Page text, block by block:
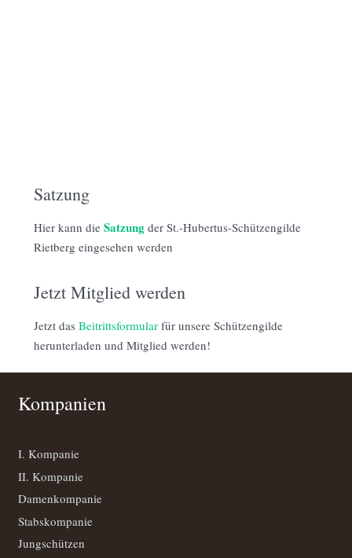
Satzung
Hier kann die Satzungder St.-Hubertus-Schützengilde
Rietberg eingesehen werden
Jetzt Mitglied werden
Jetzt das Beitrittsformularfür unsere Schützengilde
herunterladen und Mitglied werden!
Kompanien
I. Kompanie
II. Kompanie
Damenkompanie
Stabskompanie
Jungschützen